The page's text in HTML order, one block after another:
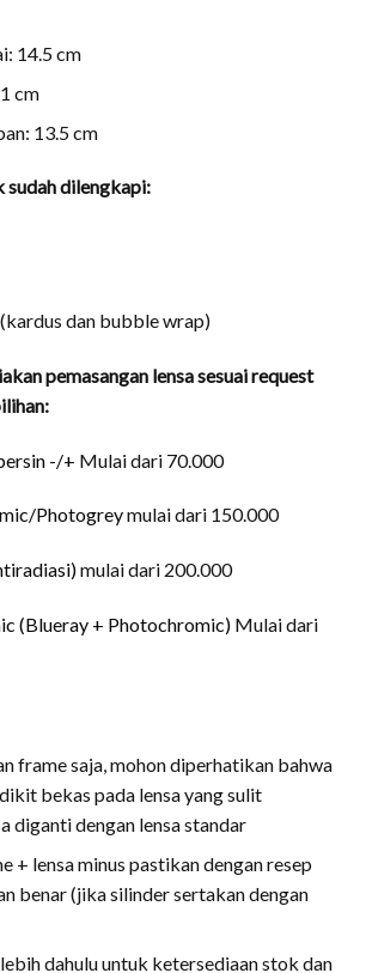
14.5 cm
cm
13.5 cm
sudah dilengkapi:
dan bubble wrap)
pemasangan lensa sesuai request
-/+ Mulai dari 70.000
Photogreymulai dari 150.000
mulai dari 200.000
(Blueray + Photochromic) Mulai dari
frame saja, mohon diperhatikan bahwa
bekas pada lensa yang sulit
diganti dengan lensa standar
+ lensa minus pastikan dengan resep
benar (jika silinder sertakan dengan
dahulu untuk ketersediaan stok dan